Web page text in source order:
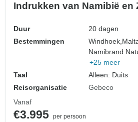
Indrukken van Namibië en
Duur
20 dagen
Bestemmingen
Windhoek,
Namibrand
+25 meer
Taal
Alleen: Duits
Reisorganisatie
Gebeco
Vanaf
€3.995 per persoon